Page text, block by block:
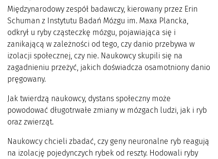
Międzynarodowy zespół badawczy, kierowany przez Erin
Schuman z Instytutu Badań Mózgu im. Maxa Plancka,
odkrył u ryby cząsteczkę mózgu, pojawiająca się i
zanikającą w zależności od tego, czy danio przebywa w
izolacji społecznej, czy nie. Naukowcy skupili się na
zagadnieniu przeżyć, jakich doświadcza osamotniony danio
pręgowany.
Jak twierdzą naukowcy, dystans społeczny może
powodować długotrwałe zmiany w mózgach ludzi, jak i ryb
oraz zwierząt.
Naukowcy chcieli zbadać, czy geny neuronalne ryb reagują
na izolację pojedynczych rybek od reszty. Hodowali ryby